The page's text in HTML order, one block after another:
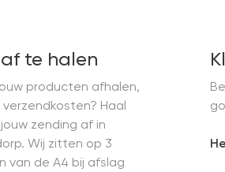
te halen
producten afhalen,
Haal
zending af in
Wij zitten op 3
van de A4 bij afslag